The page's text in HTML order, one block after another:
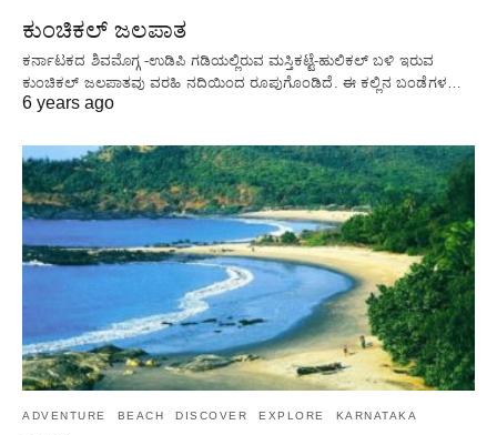
ಕುಂಚಿಕಲ್ ಜಲಪಾತ
ಕರ್ನಾಟಕದ ಶಿವಮೊಗ್ಗ -ಉಡಿಪಿ ಗಡಿಯಲ್ಲಿರುವ ಮಸ್ತಿಕಟ್ಟೆ-ಹುಲಿಕಲ್ ಬಳಿ ಇರುವ
ಕುಂಚಿಕಲ್ ಜಲಪಾತವು ವರಹಿ ನದಿಯಿಂದ ರೂಪುಗೊಂಡಿದೆ. ಈ ಕಲ್ಲಿನ ಬಂಡೆಗಳ…
6 years ago
ADVENTURE BEACH DISCOVER EXPLORE KARNATAKA